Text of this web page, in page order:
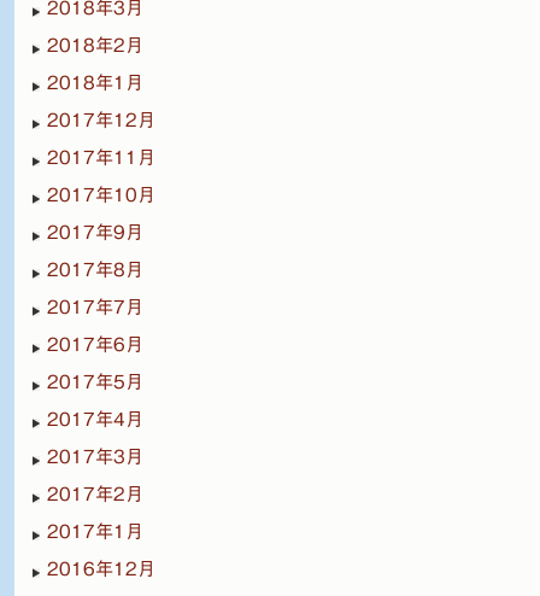
2018年3月
2018年2月
2018年1月
2017年12月
2017年11月
2017年10月
2017年9月
2017年8月
2017年7月
2017年6月
2017年5月
2017年4月
2017年3月
2017年2月
2017年1月
2016年12月